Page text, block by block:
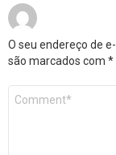
O seu endereço de
são marcados com *
Comentário